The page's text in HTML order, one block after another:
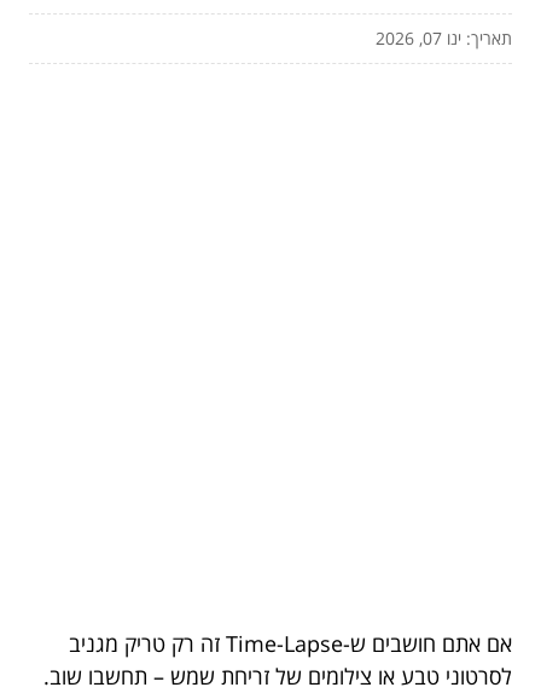
תאריך: ינו 07, 2026
אם אתם חושבים ש-Time-Lapse זה רק טריק מגניב
לסרטוני טבע או צילומים של זריחת שמש – תחשבו שוב.